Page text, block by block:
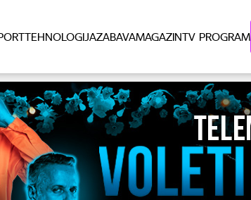
TEHNOLOGIJAZABAVAMAGAZINTV PROGRAM